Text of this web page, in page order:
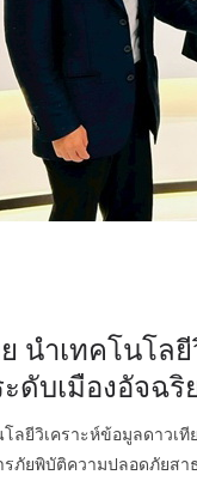
ำเทคโนโลยี
ดับเมืองอัจฉริ
ยีวิเคราะห์ข้อมูลดาวเที
ภัยพิบัติความปลอดภัยสา